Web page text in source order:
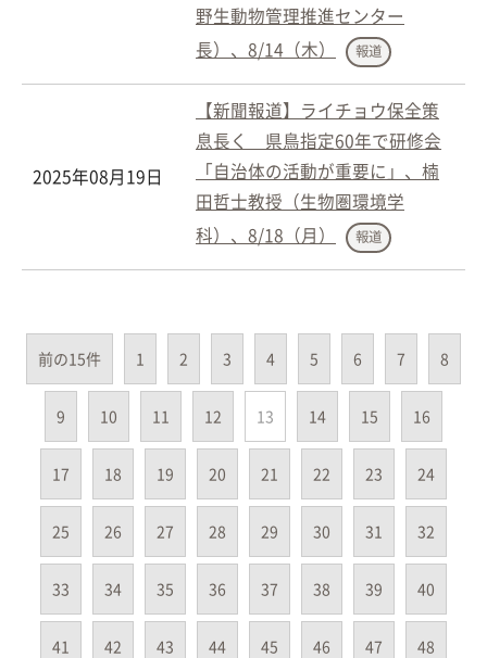
野生動物管理推進センター
長）、8/14（木）
報道
2025年08月19日
【新聞報道】ライチョウ保全策
息長く 県鳥指定60年で研修会
「自治体の活動が重要に」、楠
田哲士教授（生物圏環境学
科）、8/18（月）
報道
前の15件 1 2 3 4 5 6 7 8
9 10 11 12 13 14 15 16
17 18 19 20 21 22 23 24
25 26 27 28 29 30 31 32
33 34 35 36 37 38 39 40
41 42 43 44 45 46 47 48